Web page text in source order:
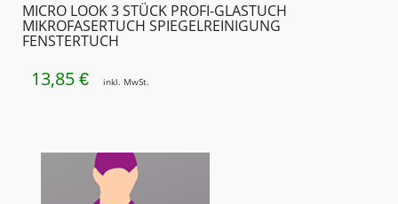
MICRO LOOK 3 STÜCK PROFI-GLASTUCH
MIKROFASERTUCH SPIEGELREINIGUNG
FENSTERTUCH
13,85 € inkl. MwSt.